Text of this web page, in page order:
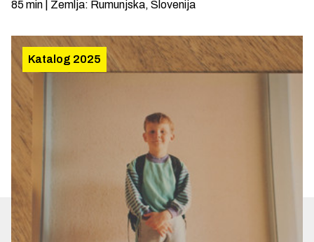
85 min Zemlja: Rumunjska, Slovenija
Katalog 2025